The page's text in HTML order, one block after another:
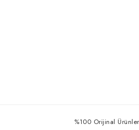
%100 Orijinal Ürünler